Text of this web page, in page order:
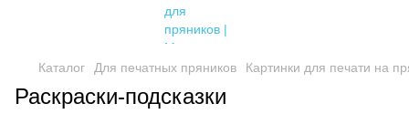
Каталог Для печатных пряников Картинки для печати на
Раскраски-подсказки